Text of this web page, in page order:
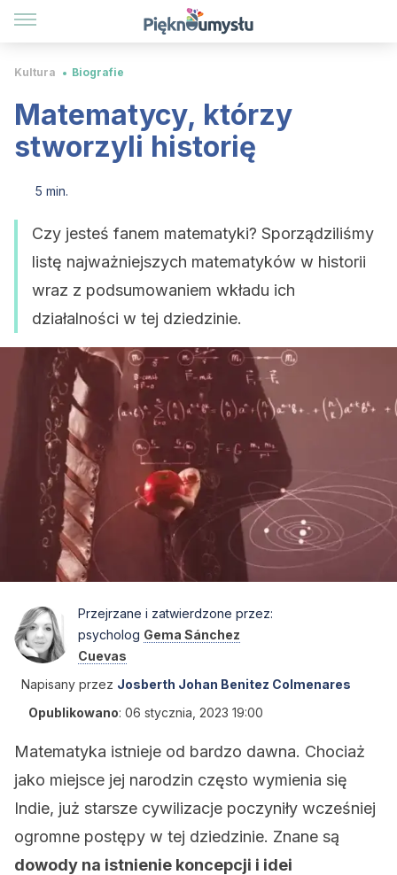
Kultura Biografie
Matematycy, którzy
stworzyli historię
5 min.
Czy jesteś fanem matematyki? Sporządziliśmy
listę najważniejszych matematyków w historii
wraz z podsumowaniem wkładu ich
działalności w tej dziedzinie.
Przejrzane i zatwierdzone przez:
psycholog Gema Sánchez
Cuevas
Napisany przez Josberth Johan Benitez Colmenares
Opublikowano: 06 stycznia, 2023 19:00
Matematyka istnieje od bardzo dawna. Chociaż
jako miejsce jej narodzin często wymienia się
Indie, już starsze cywilizacje poczyniły wcześniej
ogromne postępy w tej dziedzinie. Znane są
dowody na istnienie koncepcji i idei